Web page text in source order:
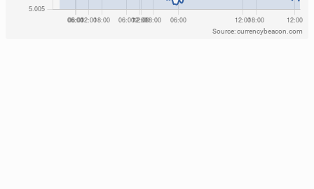
Source: currencybeacon.com